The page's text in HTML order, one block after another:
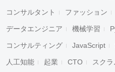
コンサルタント ファッション
データエンジニア 機械学習
コンサルティング JavaScript
人工知能 起業 CTO スク